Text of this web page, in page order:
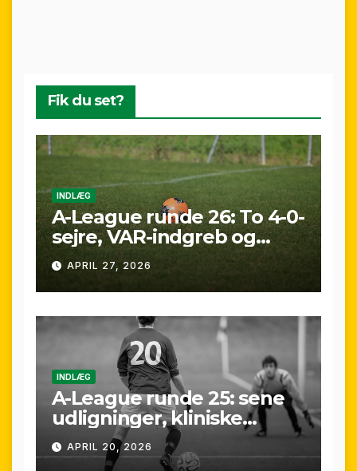
Fik du set?
INDLÆG
A-League runde 26: To 4-0-
sejre, VAR-indgreb og
sene scoringer – fuld
gennemgang af
weekenden
APRIL 27, 2026
INDLÆG
A-League runde 25: sene
udligninger, kliniske
kontraster og små
marginaler
APRIL 20, 2026